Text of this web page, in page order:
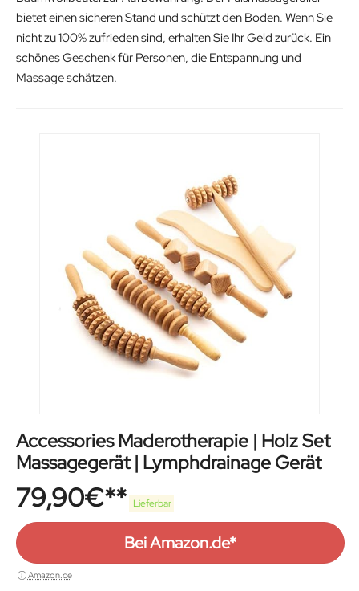
bietet einen sicheren Stand und schützt den Boden. Wenn Sie
nicht zu 100% zufrieden sind, erhalten Sie Ihr Geld zurück. Ein
schönes Geschenk für Personen, die Entspannung und
Massage schätzen.
Accessories Maderotherapie | Holz Set
Massagegerät | Lymphdrainage Gerät
79,90€ Lieferbar
Bei Amazon.de*
Amazon.de